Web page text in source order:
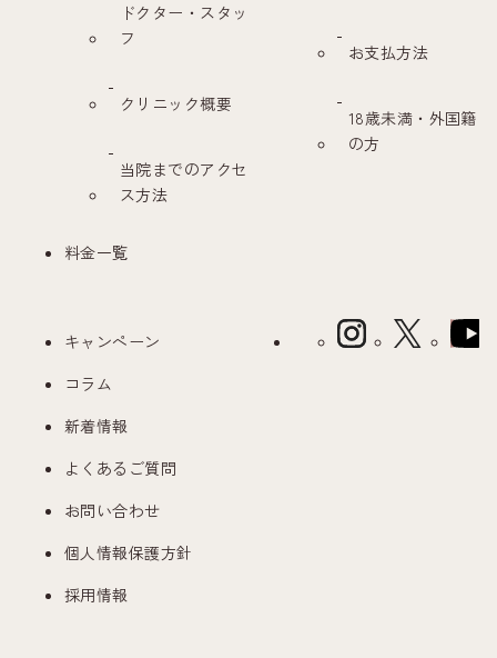
ドクター・スタッ
フ
クリニック概要
当院までのアクセ
ス方法
料金一覧
お支払方法
18歳未満・外国籍
の方
キャンペーン
コラム
新着情報
よくあるご質問
お問い合わせ
個人情報保護方針
採用情報